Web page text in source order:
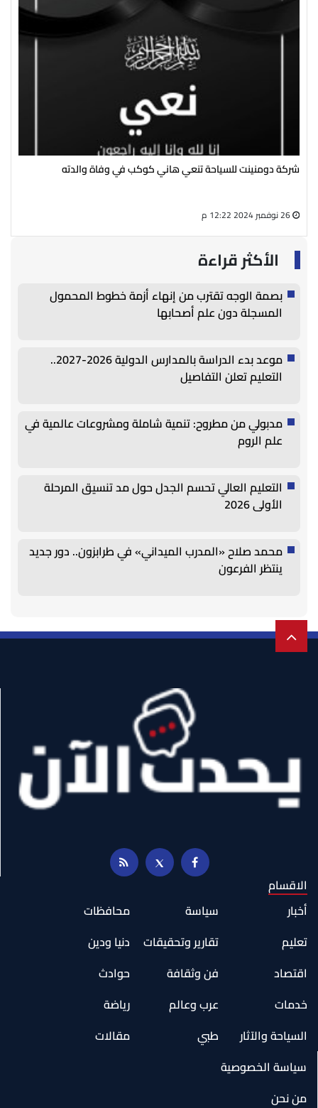
شركة دومنينت للسياحة تنعي هاني كوكب في وفاة والدته
الأكثر قراءة
بصمة الوجه تقترب من إنهاء أزمة خطوط المحمول
المسجلة دون علم أصحابها
موعد بدء الدراسة بالمدارس الدولية 2026-2027..
التعليم تعلن التفاصيل
مدبولي من مطروح: تنمية شاملة ومشروعات عالمية في
علم الروم
التعليم العالي تحسم الجدل حول مد تنسيق المرحلة
الأولى 2026
محمد صلاح «المدرب الميداني» في طرابزون.. دور جديد
ينتظر الفرعون
الاقسام
أخبار
سياسة
محافظات
تعليم
تقارير وتحقيقات
دنيا ودين
اقتصاد
فن وثقافة
حوادث
خدمات
عرب وعالم
رياضة
السياحة والآثار
طبي
مقالات
سياسة الخصوصية
من نحن